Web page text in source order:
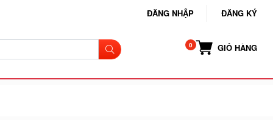
ĐĂNG NHẬP ĐĂNG KÝ
GIỎ HÀNG